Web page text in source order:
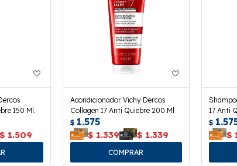
150 Ml.
$ 1.509
Acondicionador Vichy Dercos
Collagen 17 Anti Quiebre 200 Ml
$ 1.575
$ 1.339 $ 1.339
17 Anti
$
$